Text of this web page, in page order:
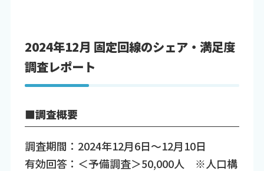
2024年12月 固定回線のシェア・満足度
調査レポート
■調査概要
調査期間：2024年12月6日～12月10日
有効回答：＜予備調査＞50,000人 ※人口構